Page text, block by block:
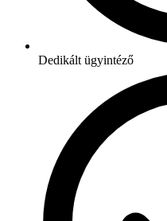
Dedikált ügyintéző